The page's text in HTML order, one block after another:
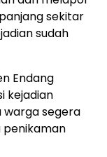
sekitar
sudah
Endang
kejadian
segera
penikaman